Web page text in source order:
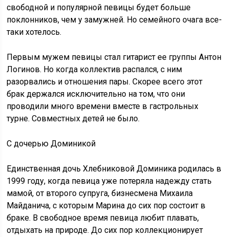
свободной и популярной певицы будет больше
поклонников, чем у замужней. Но семейного очага все-
таки хотелось.
Первым мужем певицы стал гитарист ее группы Антон
Логинов. Но когда коллектив распался, с ним
разорвались и отношения пары. Скорее всего этот
брак держался исключительно на том, что они
проводили много времени вместе в гастрольных
турне. Совместных детей не было.
С дочерью Доминикой
Единственная дочь Хлебниковой Доминика родилась в
1999 году, когда певица уже потеряла надежду стать
мамой, от второго супруга, бизнесмена Михаила
Майданича, с которым Марина до сих пор состоит в
браке. В свободное время певица любит плавать,
отдыхать на природе. До сих пор коллекционирует